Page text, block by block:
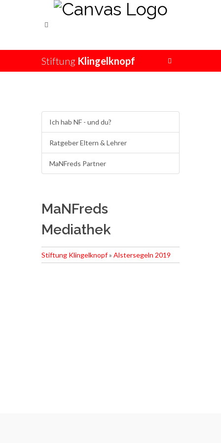
Stiftung Klingelknopf
Ich hab NF - und du?
Ratgeber Eltern & Lehrer
MaNFreds Partner
MaNFreds
Mediathek
Stiftung Klingelknopf» Alstersegeln 2019